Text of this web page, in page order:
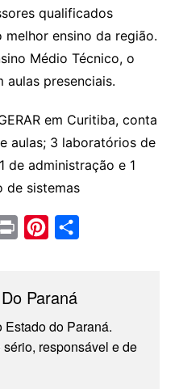
qualificados
ensino da região.
Médio Técnico, o
aulas presenciais.
em Curitiba, conta
aulas; 3 laboratórios de
de administração e 1
de sistemas
n
t
t
e
r
a
r
Paraná
Estado do Paraná.
responsável e de